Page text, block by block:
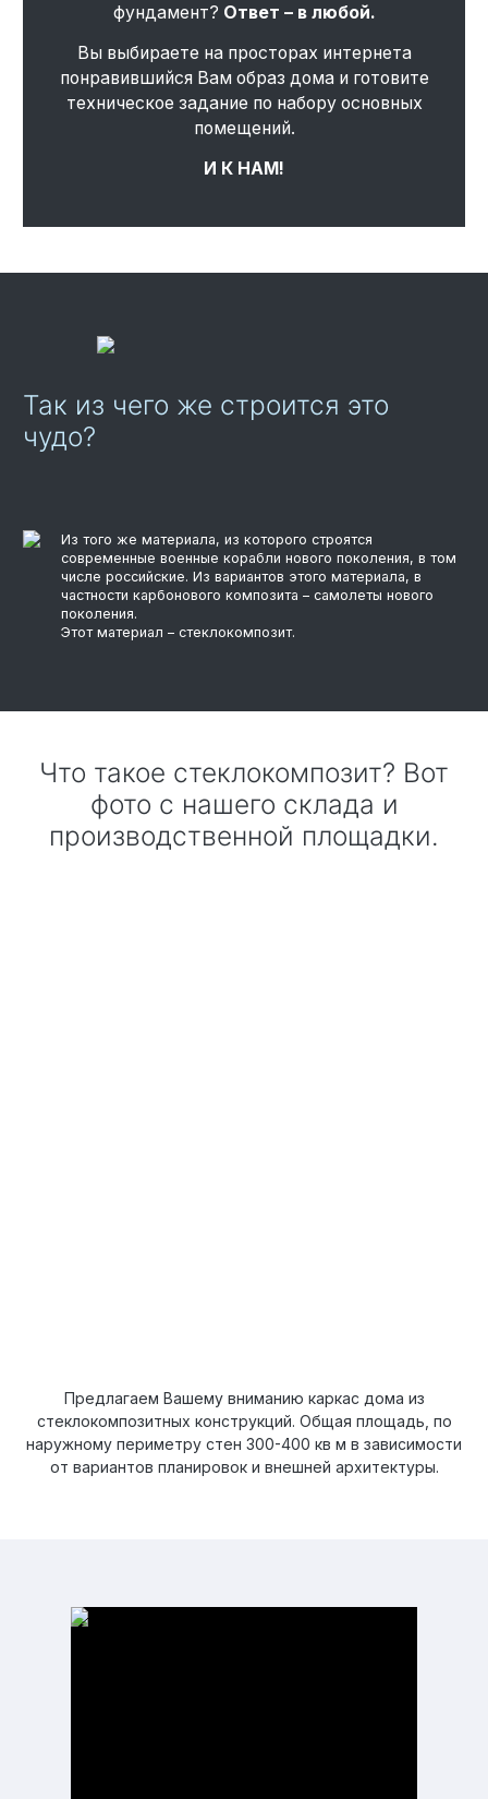
фундамент? Ответ – в любой.
Вы выбираете на просторах интернета
понравившийся Вам образ дома и готовите
техническое задание по набору основных
помещений.
И К НАМ!
Так из чего же строится это
чудо?
Из того же материала, из которого строятся
современные военные корабли нового поколения, в том
числе российские. Из вариантов этого материала, в
частности карбонового композита – самолеты нового
поколения.
Этот материал – стеклокомпозит.
Что такое стеклокомпозит? Вот
фото с нашего склада и
производственной площадки.
Предлагаем Вашему вниманию каркас дома из
стеклокомпозитных конструкций. Общая площадь, по
наружному периметру стен 300-400 кв м в зависимости
от вариантов планировок и внешней архитектуры.